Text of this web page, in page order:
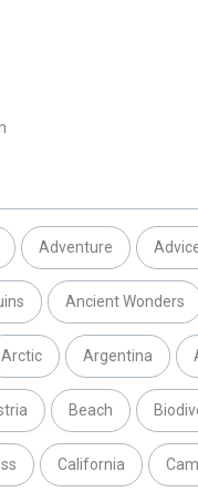
Adventure
Ancient Wonders
Arctic Argentina
Beach
California